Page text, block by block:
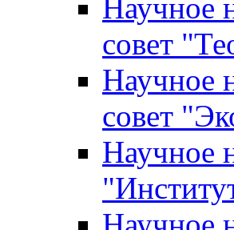
Научное
совет
Научное
совет
Научное